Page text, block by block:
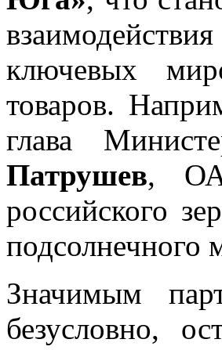
ключевых
товаров.
глава
Патрушев,
российского
подсолнечного
Значимым
безусловно,